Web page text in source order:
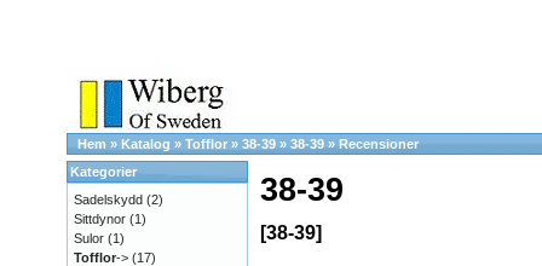
Hem » Katalog » Tofflor » 38-39 » 38-39 » Recensioner
38-39
[38-39]
Kategorier
Sadelskydd (2)
Sittdynor (1)
Sulor (1)
Tofflor-> (17)